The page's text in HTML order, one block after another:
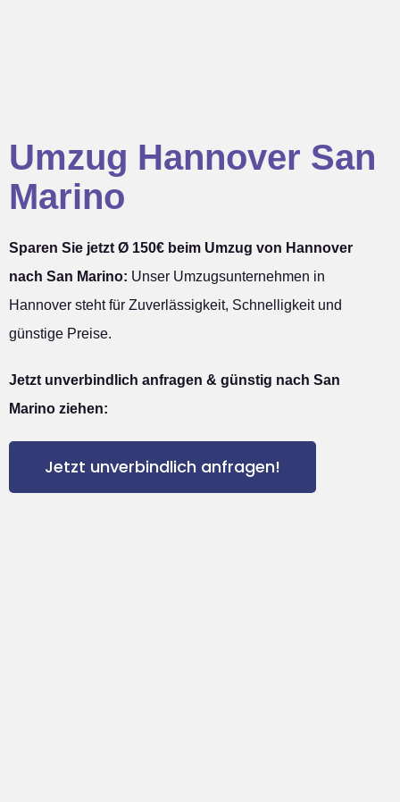
Umzug Hannover San
Marino
Sparen Sie jetzt Ø 150€ beim Umzug von Hannover
nach San Marino: Unser Umzugsunternehmen in
Hannover steht für Zuverlässigkeit, Schnelligkeit und
günstige Preise.
Jetzt unverbindlich anfragen & günstig nach San
Marino ziehen:
Jetzt unverbindlich anfragen!